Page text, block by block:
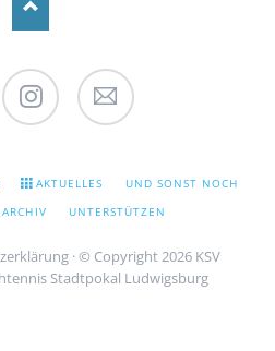
AKTUELLES
UND SONST NOCH
ARCHIV UNTERSTÜTZEN
· © Copyright 2026 KSV
Stadtpokal Ludwigsburg